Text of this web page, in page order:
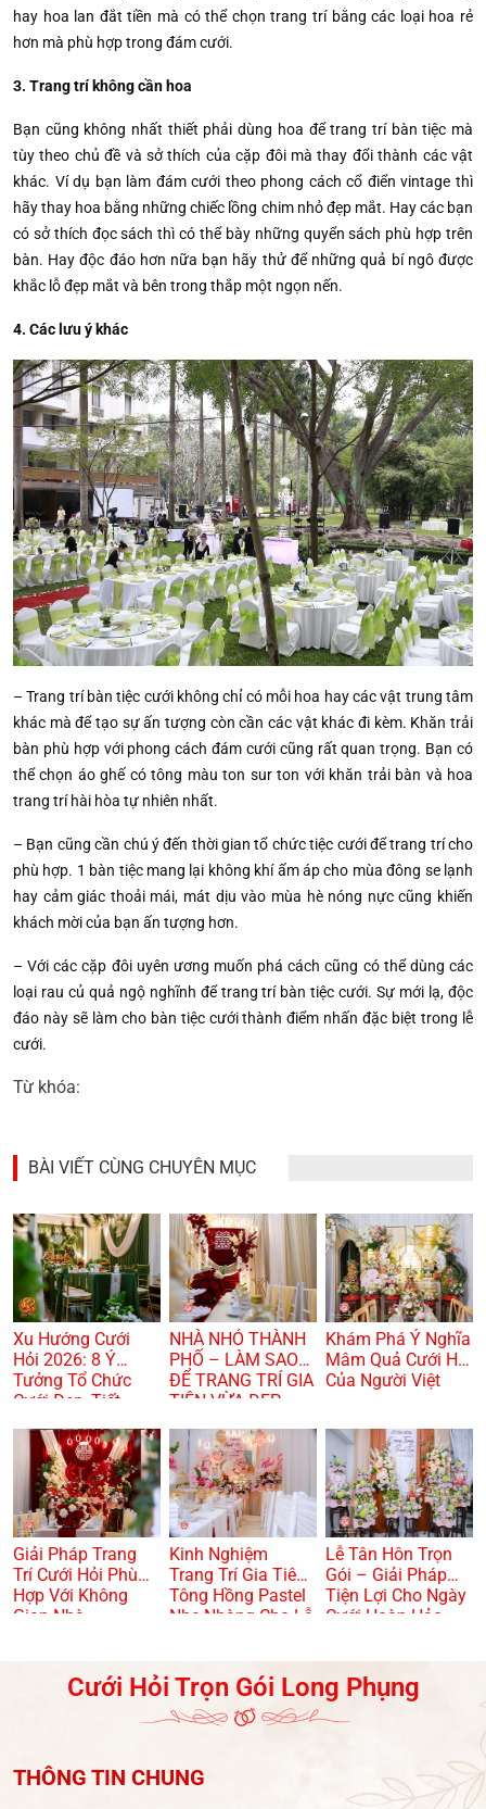
hay hoa lan đắt tiền mà có thể chọn trang trí bằng các loại hoa rẻ
hơn mà phù hợp trong đám cưới.
3. Trang trí không cần hoa
Bạn cũng không nhất thiết phải dùng hoa để trang trí bàn tiệc mà
tùy theo chủ đề và sở thích của cặp đôi mà thay đổi thành các vật
khác. Ví dụ bạn làm đám cưới theo phong cách cổ điển vintage thì
hãy thay hoa bằng những chiếc lồng chim nhỏ đẹp mắt. Hay các bạn
có sở thích đọc sách thì có thể bày những quyển sách phù hợp trên
bàn. Hay độc đáo hơn nữa bạn hãy thử để những quả bí ngô được
khắc lỗ đẹp mắt và bên trong thắp một ngọn nến.
4. Các lưu ý khác
– Trang trí bàn tiệc cưới không chỉ có mỗi hoa hay các vật trung tâm
khác mà để tạo sự ấn tượng còn cần các vật khác đi kèm. Khăn trải
bàn phù hợp với phong cách đám cưới cũng rất quan trọng. Bạn có
thể chọn áo ghế có tông màu ton sur ton với khăn trải bàn và hoa
trang trí hài hòa tự nhiên nhất.
– Bạn cũng cần chú ý đến thời gian tổ chức tiệc cưới để trang trí cho
phù hợp. 1 bàn tiệc mang lại không khí ấm áp cho mùa đông se lạnh
hay cảm giác thoải mái, mát dịu vào mùa hè nóng nực cũng khiến
khách mời của bạn ấn tượng hơn.
– Với các cặp đôi uyên ương muốn phá cách cũng có thể dùng các
loại rau củ quả ngộ nghĩnh để trang trí bàn tiệc cưới. Sự mới lạ, độc
đáo này sẽ làm cho bàn tiệc cưới thành điểm nhấn đặc biệt trong lễ
cưới.
Từ khóa:
BÀI VIẾT CÙNG CHUYÊN MỤC
Xu Hướng Cưới
Hỏi 2026: 8 Ý
Tưởng Tổ Chức
Cưới Đẹp, Tiết
NHÀ NHỎ THÀNH
PHỐ – LÀM SAO
ĐỂ TRANG TRÍ GIA
TIÊN VỪA ĐẸP
TRỌNG? 🏠🌸
Khám Phá Ý Nghĩa
Mâm Quả Cưới Hỏi
Của Người Việt
Giải Pháp Trang
Trí Cưới Hỏi Phù
Hợp Với Không
Gian Nhà
Kinh Nghiệm
Trang Trí Gia Tiên
Tông Hồng Pastel
Nhẹ Nhàng Cho Lễ
Lễ Tân Hôn Trọn
Gói – Giải Pháp
Tiện Lợi Cho Ngày
Cưới Hoàn Hảo
Cưới Hỏi Trọn Gói Long Phụng
THÔNG TIN CHUNG